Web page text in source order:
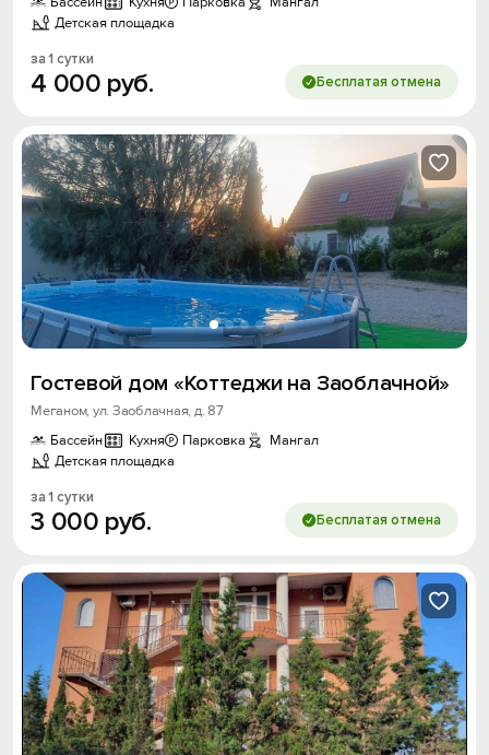
Детская площадка
за 1 сутки
4 000 руб. Бесплатая отмена
Гостевой дом «Коттеджи на Заоблачной»
Меганом, ул. Заоблачная, д. 87
Бассейн
Кухня Парковка
Мангал
Детская площадка
за 1 сутки
3 000 руб. Бесплатая отмена